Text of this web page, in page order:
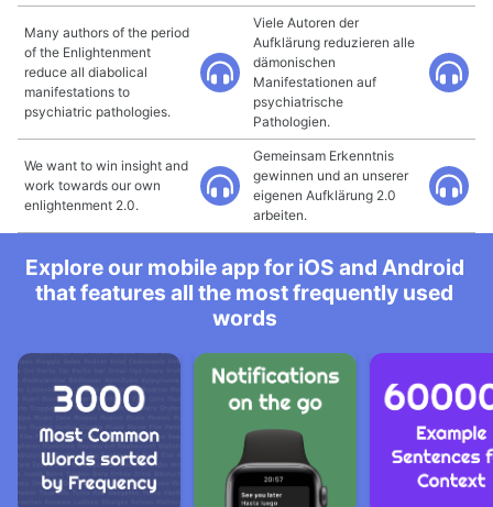
Many authors of the period
of the Enlightenment
reduce all diabolical
manifestations to
psychiatric pathologies.
Viele Autoren der
Aufklärung reduzieren alle
dämonischen
Manifestationen auf
psychiatrische
Pathologien.
We want to win insight and
work towards our own
enlightenment 2.0.
Gemeinsam Erkenntnis
gewinnen und an unserer
eigenen Aufklärung 2.0
arbeiten.
Explore our mobile app for iOS and Android
that features all the most frequently used
words